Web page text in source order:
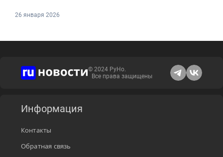
26 января 2026
© 2024 РуНо.
Все права защищены
Информация
Контакты
Обратная связь